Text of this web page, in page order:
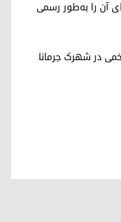
آن را به‌طور رسمی